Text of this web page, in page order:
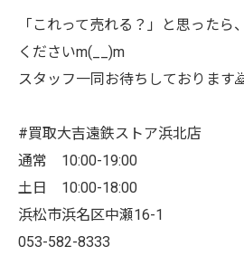
「これって売れる？」と思ったら
くださいm(__)m
スタッフ一同お待ちしております
#買取大吉遠鉄ストア浜北店
通常 10:00-19:00
土日 10:00-18:00
浜松市浜名区中瀬16-1
053-582-8333